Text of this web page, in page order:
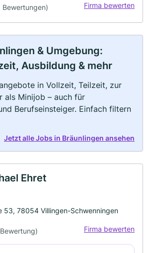
Bewertungen) Firma bewerten
& Umgebung:
Ausbildung & mehr
in Vollzeit, Teilzeit, zur
als Minijob – auch für
Berufseinsteiger. Einfach filtern
Jetzt alle Jobs in Bräunlingen ansehen
Ehret
53, 78054 Villingen-Schwenningen
Firma bewerten